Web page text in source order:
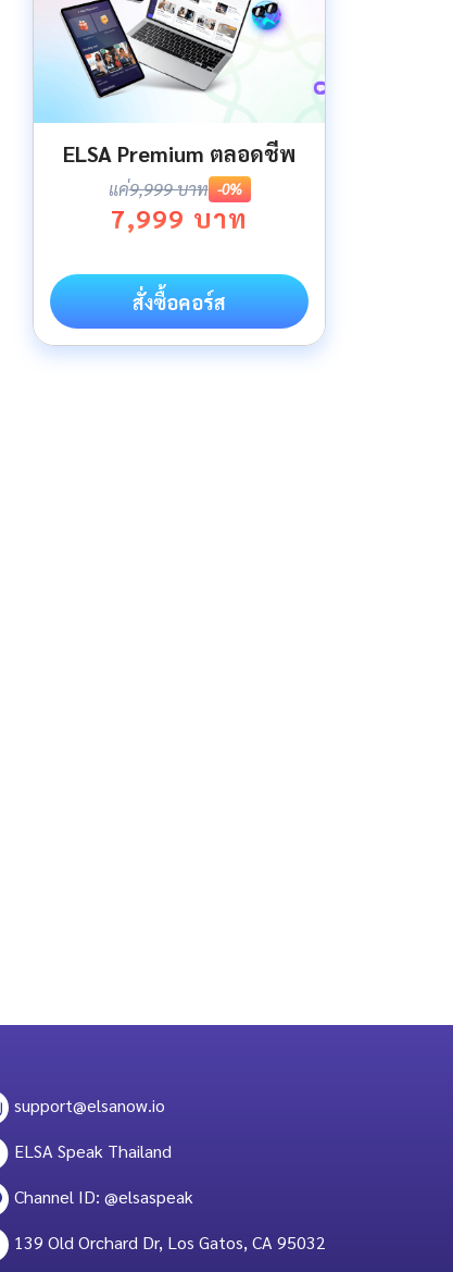
ELSA Premium ตลอดชีพ
แค่9,999 บาท -0%
7,999 บาท
สั่งซื้อคอร์ส
support@elsanow.io
ELSA Speak Thailand
Channel ID: @elsaspeak
139 Old Orchard Dr, Los Gatos, CA 95032